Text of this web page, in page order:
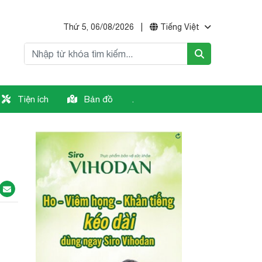
Thứ 5, 06/08/2026 Tiếng Việt
Tiện ích Bản đồ .